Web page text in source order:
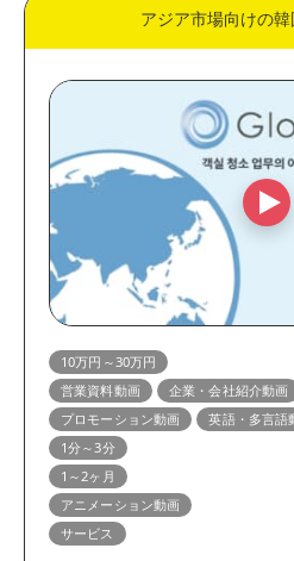
製造・メーカー
コンサルティング・WEB制
作
出版・メディア
動画の尺
30秒未満
1分～3分
制作期
1ヶ月未満
2ヶ月以上
アジア市場向けの
10万円～30万円
営業資料動画
企業・会社紹介動画
プロモーション動画
英語・多言語
1分～3分
1～2ヶ月
アニメーション動画
サービス